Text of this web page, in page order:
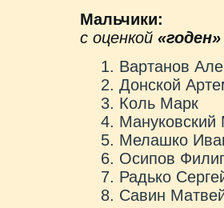
Мальчики:
с оценкой «годен»
Вартанов
Донской
Коль Марк
Мануковский
Мелашко
Осипов
Радько
Савин